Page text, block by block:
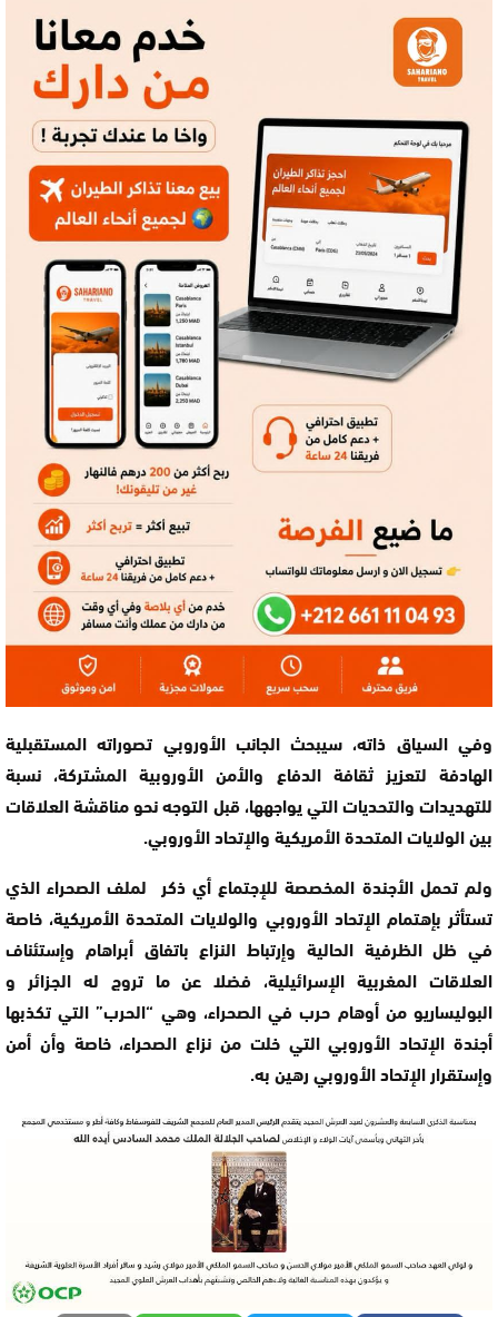
وفي السياق ذاته، سيبحث الجانب الأوروبي تصوراته المستقبلية
الهادفة لتعزيز ثقافة الدفاع والأمن الأوروبية المشتركة، نسبة
للتهديدات والتحديات التي يواجهها، قبل التوجه نحو مناقشة العلاقات
بين الولايات المتحدة الأمريكية والإتحاد الأوروبي.
ولم تحمل الأجندة المخصصة للإجتماع أي ذكر لملف الصحراء الذي
تستأثر بإهتمام الإتحاد الأوروبي والولايات المتحدة الأمريكية، خاصة
في ظل الظرفية الحالية وإرتباط النزاع باتفاق أبراهام وإستئناف
العلاقات المغربية الإسرائيلية، فضلا عن ما تروج له الجزائر و
البوليساريو من أوهام حرب في الصحراء، وهي “الحرب” التي تكذبها
أجندة الإتحاد الأوروبي التي خلت من نزاع الصحراء، خاصة وأن أمن
وإستقرار الإتحاد الأوروبي رهين به.